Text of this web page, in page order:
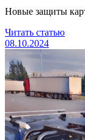
Новые защиты
Читать статью
08.10.2024